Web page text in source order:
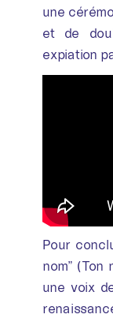
une
et de
expiation
Pour
nom” (Ton
une voix